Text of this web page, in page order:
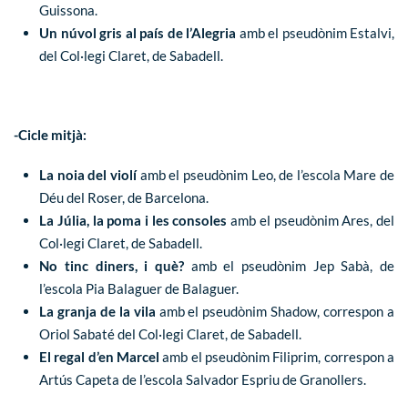
Guissona.
Un núvol gris al país de l’Alegria amb el pseudònim Estalvi,
del Col·legi Claret, de Sabadell.
-Cicle mitjà:
La noia del violíamb el pseudònim Leo, de l’escola Mare de
Déu del Roser, de Barcelona.
La Júlia, la poma i les consolesamb el pseudònim Ares, del
Col·legi Claret, de Sabadell.
No tinc diners, i què? amb el pseudònim Jep Sabà, de
l’escola Pia Balaguer de Balaguer.
La granja de la vila amb el pseudònim Shadow, correspon a
Oriol Sabaté del Col·legi Claret, de Sabadell.
El regal d’en Marcel amb el pseudònim Filiprim, correspon a
Artús Capeta de l’escola Salvador Espriu de Granollers.